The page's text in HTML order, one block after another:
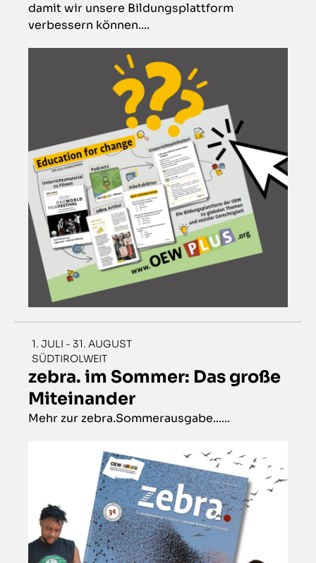
damit wir unsere Bildungsplattform
verbessern können....
1. JULI - 31. AUGUST
SÜDTIROLWEIT
zebra. im Sommer: Das große
Miteinander
Mehr zur zebra.Sommerausgabe......